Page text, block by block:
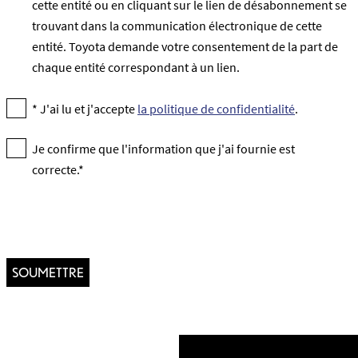
cette entité ou en cliquant sur le lien de désabonnement se
trouvant dans la communication électronique de cette
entité. Toyota demande votre consentement de la part de
chaque entité correspondant à un lien.
* J'ai lu et j'accepte la politique de confidentialité.
Je confirme que l'information que j'ai fournie est
correcte.*
SOUMETTRE